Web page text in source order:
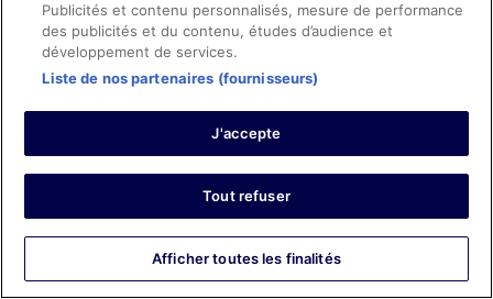
Avis vérifié
10/10 Excellent
Jennifer Ann
Les points forts : Propreté, personnel et service, équipements
Traduire avec Google
location to see the valley of the Temples
Publicités et contenu personnalisés, mesure de performance
des publicités et du contenu, études d’audience et
développement de services.
Liste de nos partenaires (fournisseurs)
J'accepte
Tout refuser
Afficher toutes les finalités